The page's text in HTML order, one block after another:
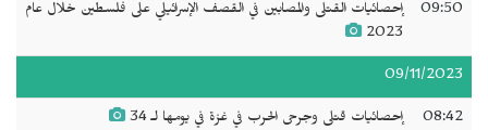
09:50
إحصائيات القتلى والمصابين في القصف الإسرائيلي على فلسطين خلال عام
2023
09/11/2023
08:42 إحصائيات قتلى وجرحى الحرب في غزة في يومها لـ 34